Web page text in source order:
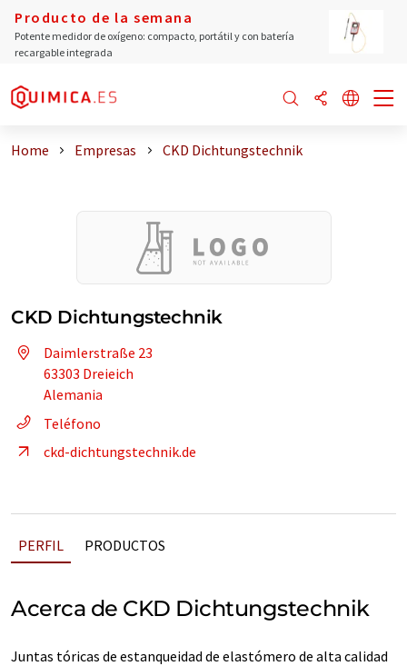
Producto de la semana
Potente medidor de oxígeno: compacto, portátil y con batería
recargable integrada
Home Empresas CKD Dichtungstechnik
CKD Dichtungstechnik
Daimlerstraße 23
63303 Dreieich
Alemania
Teléfono
ckd-dichtungstechnik.de
PERFIL PRODUCTOS
Acerca de CKD Dichtungstechnik
Juntas tóricas de estanqueidad de elastómero de alta calidad